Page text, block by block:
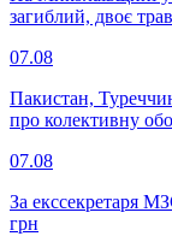
загиблий, двоє
07.08
Пакистан,
про колективну
07.08
За екссекретаря
грн